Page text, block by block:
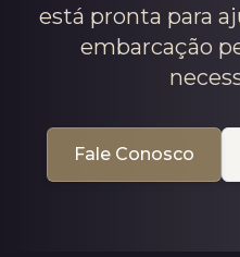
está pronta para
embarcação
Fale Conosco